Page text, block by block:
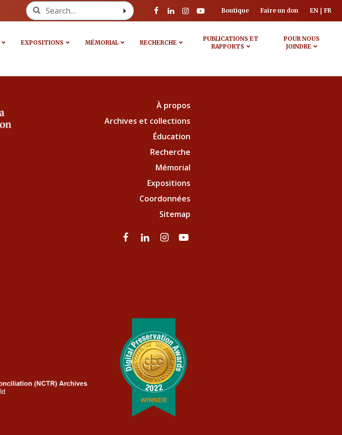
Search for: Boutique Faire un don EN FR
EXPOSITIONS MÉMORIAL RECHERCHE
PUBLICATIONS ET
RAPPORTS
POUR NOUS
JOINDRE
À propos
Archives et collections
Éducation
Recherche
Mémorial
Expositions
Coordonnées
Sitemap